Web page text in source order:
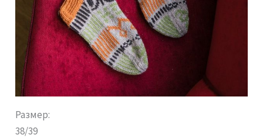
Размер:
38/39